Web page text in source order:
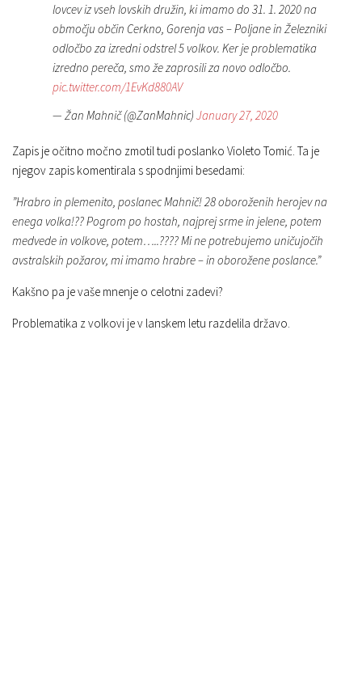
lovcev iz vseh lovskih družin, ki imamo do 31. 1. 2020 na
območju občin Cerkno, Gorenja vas – Poljane in Železniki
odločbo za izredni odstrel 5 volkov. Ker je problematika
izredno pereča, smo že zaprosili za novo odločbo.
pic.twitter.com/1EvKd880AV
— Žan Mahnič (@ZanMahnic) January 27, 2020
Zapis je očitno močno zmotil tudi poslanko Violeto Tomić. Ta je
njegov zapis komentirala s spodnjimi besedami:
”Hrabro in plemenito, poslanec Mahnič! 28 oboroženih herojev na
enega volka!?? Pogrom po hostah, najprej srme in jelene, potem
medvede in volkove, potem…..???? Mi ne potrebujemo uničujočih
avstralskih požarov, mi imamo hrabre – in oborožene poslance.”
Kakšno pa je vaše mnenje o celotni zadevi?
Problematika z volkovi je v lanskem letu razdelila državo.